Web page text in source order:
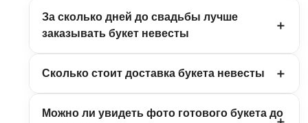
За сколько дней до свадьбы лучше
заказывать букет невесты
если свадьба приходится на популярную дату или
вам важно точно попасть в форму, палитру и состав.
Чем раньше вы обсуждаете букет с флористом, тем
Сколько стоит доставка букета невесты
RoseMarkt бесплатная. Подробнее об условиях
Можно ли увидеть фото готового букета до